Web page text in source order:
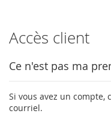
Accès client
Ce n'est pas ma
Si vous avez un compte,
courriel.